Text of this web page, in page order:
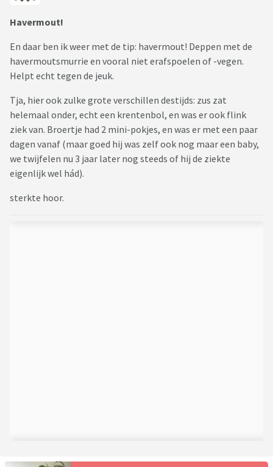
Havermout!
En daar ben ik weer met de tip: havermout! Deppen met de
havermoutsmurrie en vooral niet erafspoelen of -vegen.
Helpt echt tegen de jeuk.
Tja, hier ook zulke grote verschillen destijds: zus zat
helemaal onder, echt een krentenbol, en was er ook flink
ziek van. Broertje had 2 mini-pokjes, en was er met een paar
dagen vanaf (maar goed hij was zelf ook nog maar een baby,
we twijfelen nu 3 jaar later nog steeds of hij de ziekte
eigenlijk wel hád).
sterkte hoor.